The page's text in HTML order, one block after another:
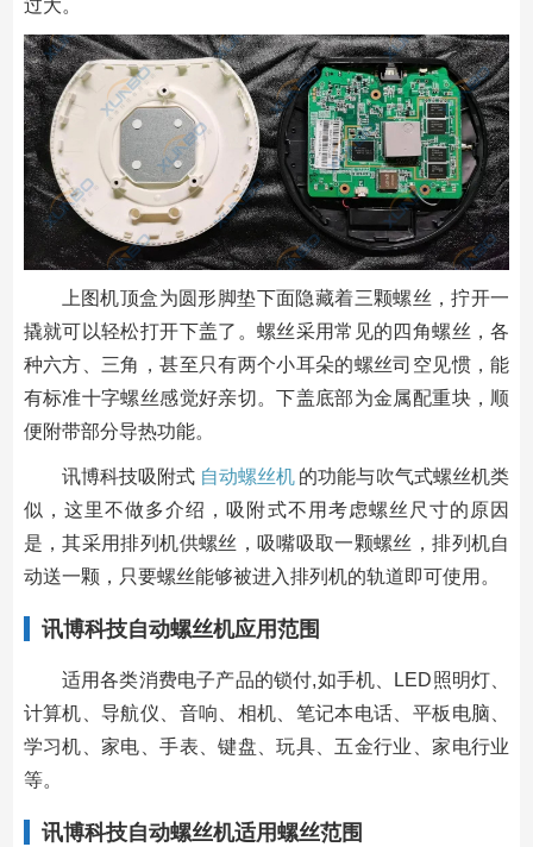
过大。
上图机顶盒为圆形脚垫下面隐藏着三颗螺丝，拧开一
撬就可以轻松打开下盖了。螺丝采用常见的四角螺丝，各
种六方、三角，甚至只有两个小耳朵的螺丝司空见惯，能
有标准十字螺丝感觉好亲切。下盖底部为金属配重块，顺
便附带部分导热功能。
讯博科技吸附式 自动螺丝机 的功能与吹气式螺丝机类
似，这里不做多介绍，吸附式不用考虑螺丝尺寸的原因
是，其采用排列机供螺丝，吸嘴吸取一颗螺丝，排列机自
动送一颗，只要螺丝能够被进入排列机的轨道即可使用。
讯博科技自动螺丝机应用范围
适用各类消费电子产品的锁付,如手机、LED照明灯、
计算机、导航仪、音响、相机、笔记本电话、平板电脑、
学习机、家电、手表、键盘、玩具、五金行业、家电行业
等。
讯博科技自动螺丝机适用螺丝范围